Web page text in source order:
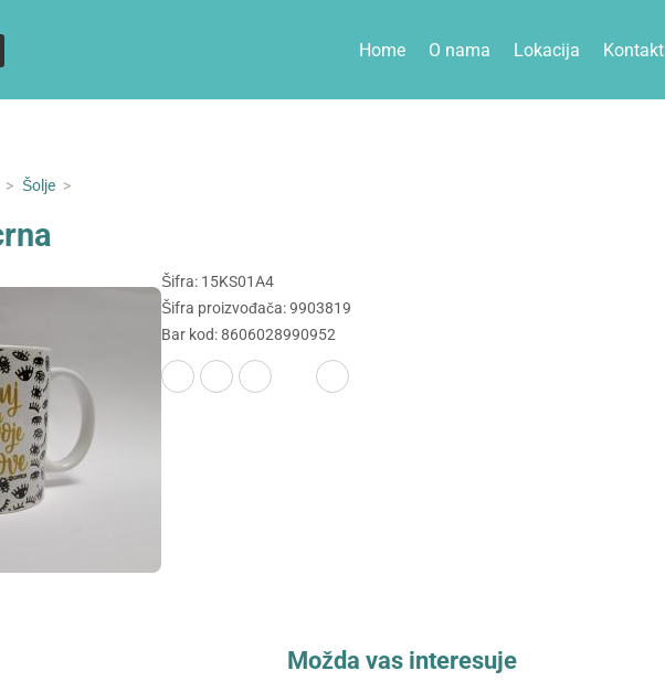
Home O nama Lokacija Kontakt
> Šolje >
Šifra: 15KS01A4
Šifra proizvođača: 9903819
Bar kod: 8606028990952
Možda vas interesuje